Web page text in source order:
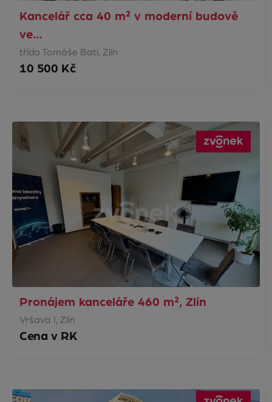
Kancelář cca 40 m² v moderní budově
ve…
třída Tomáše Bati, Zlín
10 500 Kč
Pronájem kanceláře 460 m², Zlín
Vršava I, Zlín
Cena v RK